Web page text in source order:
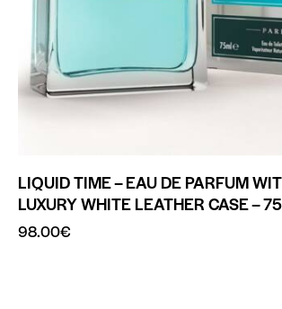
LIQUID TIME – EAU DE PARFUM
LUXURY WHITE LEATHER CASE –
98.00€